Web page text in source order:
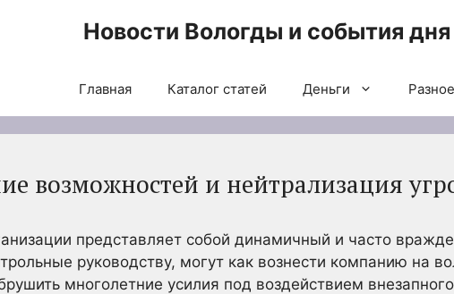
Новости Вологды и события дня
Главная Каталог статей Деньги Разное
возможностей и нейтрализация
представляет собой динамичный и часто
руководству, могут как вознести компанию на
многолетние усилия под воздействием